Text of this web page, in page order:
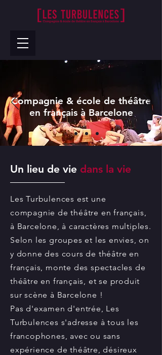
Compagnie & école de théâtre
en français à Barcelone
Un lieu de vie dans la vie
Les Turbulences est une
compagnie de théâtre en français,
à Barcelone, à caractères multiples.
Selon les groupes et les envies, on
y donne des cours de théâtre en
français, monte des spectacles de
théâtre en français, et se produit
sur scène à Barcelone !
Pas d'examen d'entrée, Les
Turbulences s'adresse à tous les
francophones, avec ou sans
expérience de théâtre, désireux